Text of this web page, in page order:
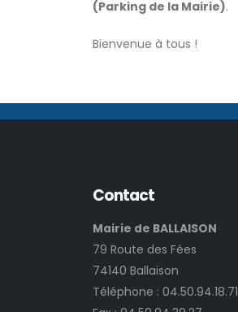
(Parking de la Mairie).
Bienvenue à tous !
Contact
Mairie de BALLAISON
79 Route des Fées
74140 Ballaison
Téléphone : 04.50.94.18.71